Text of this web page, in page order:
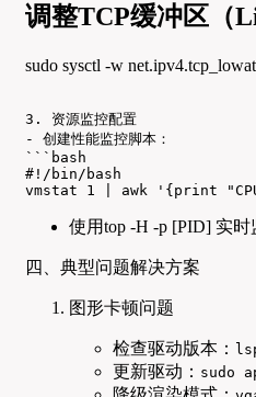
调整TCP缓冲区（
sudo sysctl -w
3. 资源监控配置
- 创建性能监控脚本：
```bash
#!/bin/bash
vmstat 1 | awk '{print
使用top -H -p [PID] 实
四、典型问题解决方案
图形卡顿问题
检查驱动版本：
更新驱动： sudo